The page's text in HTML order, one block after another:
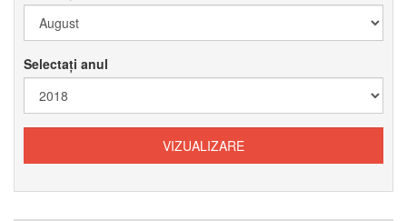
Selectați anul